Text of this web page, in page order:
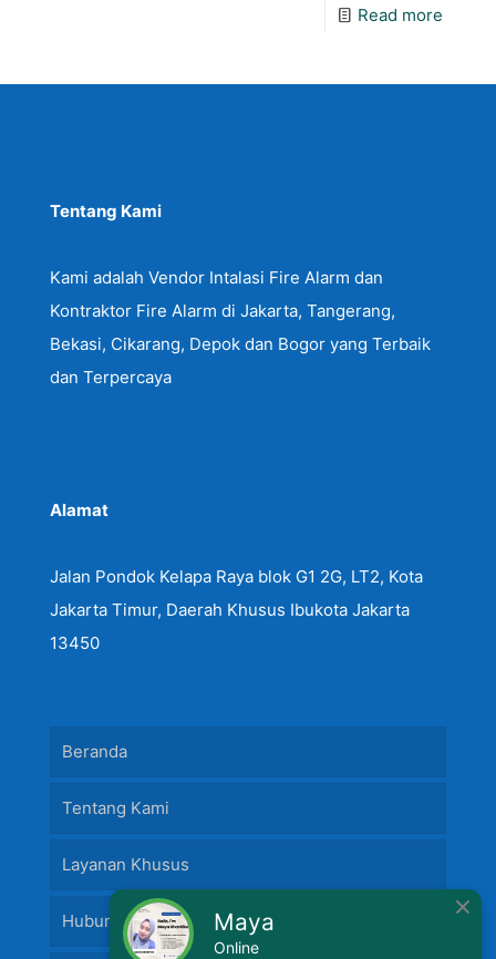
Read more
Tentang Kami
Kami adalah Vendor Intalasi Fire Alarm dan
Kontraktor Fire Alarm di Jakarta, Tangerang,
Bekasi, Cikarang, Depok dan Bogor yang Terbaik
dan Terpercaya
Alamat
Jalan Pondok Kelapa Raya blok G1 2G, LT2, Kota
Jakarta Timur, Daerah Khusus Ibukota Jakarta
13450
Beranda
Tentang Kami
Layanan Khusus
Hubungi Kami Maya
Online